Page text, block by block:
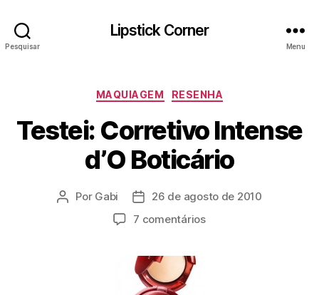
Pesquisar
Lipstick Corner
Menu
Categorias
MAQUIAGEM RESENHA
Testei: Corretivo Intense
d’O Boticário
Autor
Por Gabi
Data
de
26 de agosto de 2010
7 comentáriosem